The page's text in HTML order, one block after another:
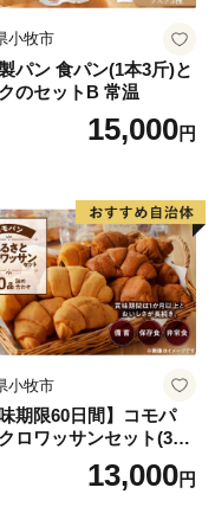
小牧市
パン 食パン(1本3斤)と
のセットB 常温
15,000円
小牧市
味期限60日間】コモパ
ロワッサンセット(30
り)／災害用備蓄 保存食
食 防災グッズにも
13,000円